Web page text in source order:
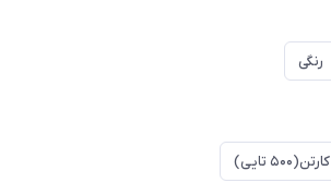
رنگی
کارتن(۵۰۰ تایی)